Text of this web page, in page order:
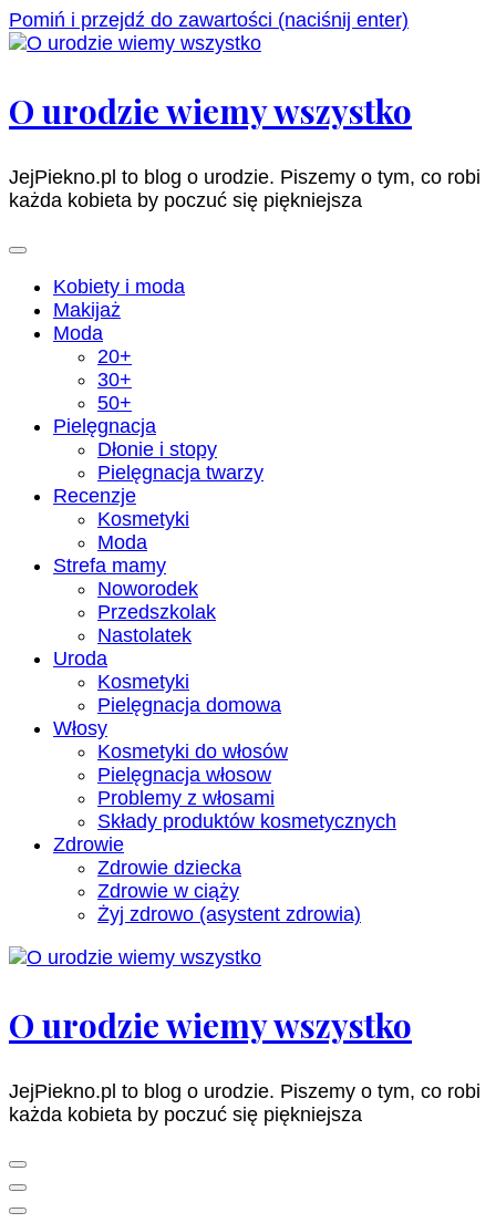
Pomiń i przejdź do zawartości (naciśnij enter)
O urodzie wiemy wszystko
JejPiekno.pl to blog o urodzie. Piszemy o tym, co robi
każda kobieta by poczuć się piękniejsza
Kobiety i moda
Makijaż
Moda
20+
30+
50+
Pielęgnacja
Dłonie i stopy
Pielęgnacja twarzy
Recenzje
Kosmetyki
Moda
Strefa mamy
Noworodek
Przedszkolak
Nastolatek
Uroda
Kosmetyki
Pielęgnacja domowa
Włosy
Kosmetyki do włosów
Pielęgnacja włosow
Problemy z włosami
Składy produktów kosmetycznych
Zdrowie
Zdrowie dziecka
Zdrowie w ciąży
Żyj zdrowo (asystent zdrowia)
O urodzie wiemy wszystko
JejPiekno.pl to blog o urodzie. Piszemy o tym, co robi
każda kobieta by poczuć się piękniejsza